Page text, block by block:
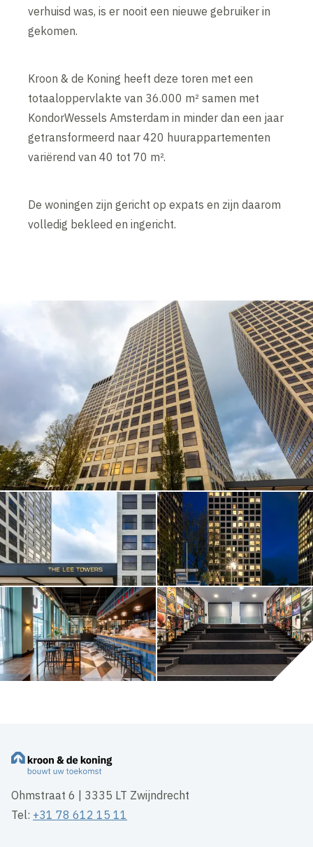
verhuisd was, is er nooit een nieuwe gebruiker in
gekomen.
Kroon & de Koning heeft deze toren met een
totaaloppervlakte van 36.000 m² samen met
KondorWessels Amsterdam in minder dan een jaar
getransformeerd naar 420 huurappartementen
variërend van 40 tot 70 m².
De woningen zijn gericht op expats en zijn daarom
volledig bekleed en ingericht.
Ohmstraat 6 | 3335 LT Zwijndrecht
Tel: +31 78 612 15 11